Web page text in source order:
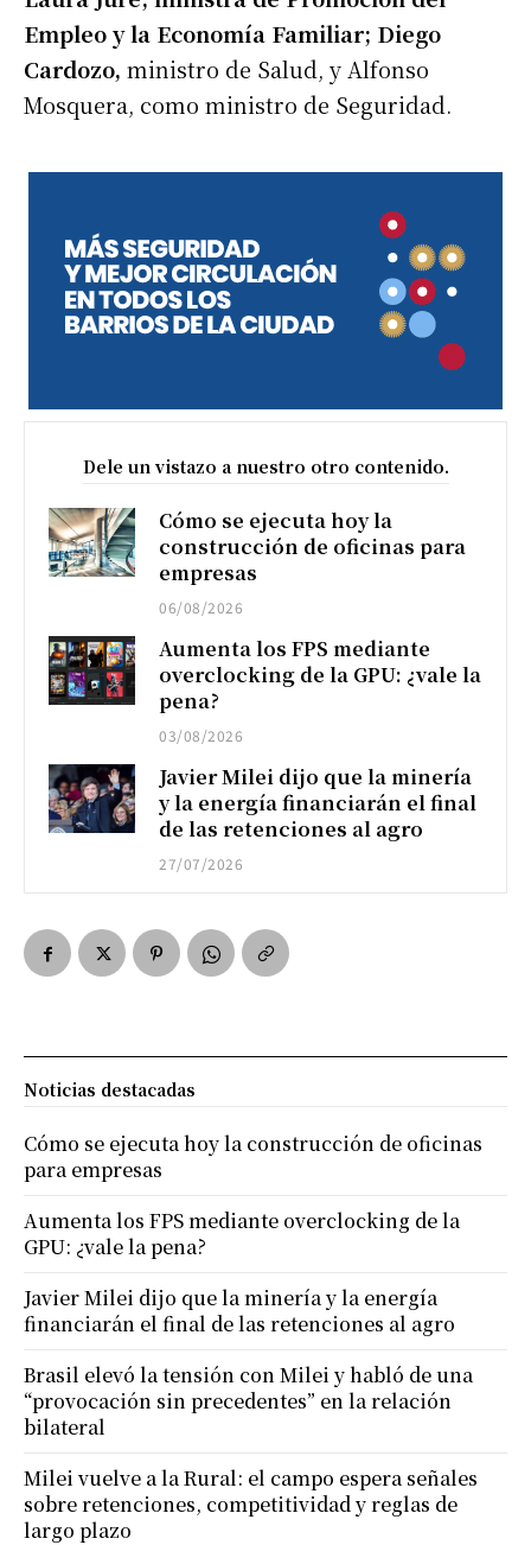
Empleo y la Economía Familiar; Diego
Cardozo, ministro de Salud, y Alfonso
Mosquera, como ministro de Seguridad.
Dele un vistazo a nuestro otro contenido.
Cómo se ejecuta hoy la
construcción de oficinas para
empresas
06/08/2026
Aumenta los FPS mediante
overclocking de la GPU: ¿vale la
pena?
03/08/2026
Javier Milei dijo que la minería
y la energía financiarán el final
de las retenciones al agro
27/07/2026
Noticias destacadas
Cómo se ejecuta hoy la construcción de oficinas
para empresas
Aumenta los FPS mediante overclocking de la
GPU: ¿vale la pena?
Javier Milei dijo que la minería y la energía
financiarán el final de las retenciones al agro
Brasil elevó la tensión con Milei y habló de una
“provocación sin precedentes” en la relación
bilateral
Milei vuelve a la Rural: el campo espera señales
sobre retenciones, competitividad y reglas de
largo plazo